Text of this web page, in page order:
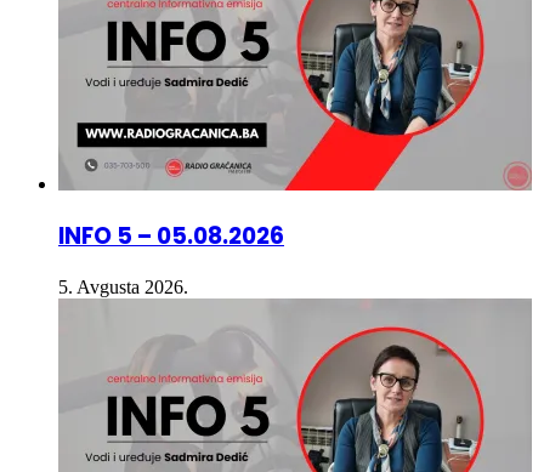
INFO 5 – 05.08.2026
5. Avgusta 2026.